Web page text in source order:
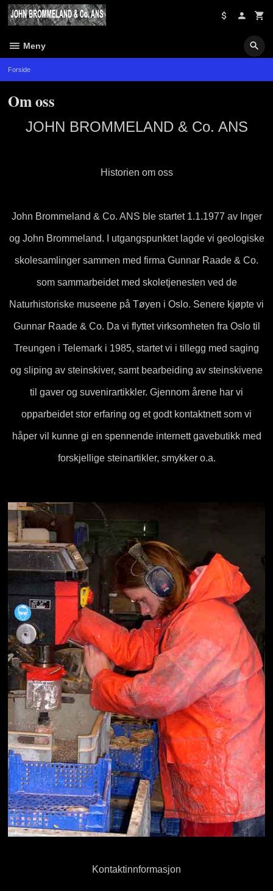
Gå
Meny
Forside
Om oss
JOHN BROMMELAND & Co. ANS
Historien om oss
John Brommeland & Co. ANS ble startet 1.1.1977 av Inger
og John Brommeland. I utgangspunktet lagde vi geologiske
skolesamlinger sammen med firma Gunnar Raade & Co.
som sammarbeidet med skoletjenesten ved de
Naturhistoriske museene på Tøyen i Oslo. Senere kjøpte vi
Gunnar Raade & Co. Da vi flyttet virksomheten fra Oslo til
Treungen i Telemark i 1985, startet vi i tillegg med saging
og sliping av steinskiver, samt bearbeiding av steinskivene
til gaver og suvenirartikkler. Gjennom årene har vi
opparbeidet stor erfaring og et godt kontaktnett som vi
håper vil kunne gi en spennende internett gavebutikk med
forskjellige steinartikler, smykker o.a.
Kontaktinnformasjon